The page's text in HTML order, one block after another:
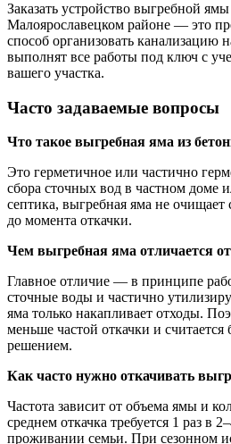
Заказать устройство выгребной
Малоярославецком районе — это
способ организовать канализацию
выполнят все работы под ключ с
вашего участка.
Часто задаваемые вопросы
Что такое выгребная яма из
Это герметичное или частично
сбора сточных вод в частном доме
септика, выгребная яма не очищает
до момента откачки.
Чем выгребная яма отличается от
Главное отличие — в принципе
сточные воды и частично
яма только накапливает отходы.
меньше частой откачки и
решением.
Как часто нужно откачивать
Частота зависит от объема ямы и
среднем откачка требуется 1 раз в
проживании семьи. При сезонном